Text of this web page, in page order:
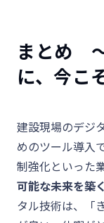
まとめ
に、今こ
建設現場のデジ
めのツール導入
制強化といった
可能な未来を築
タル技術は、「